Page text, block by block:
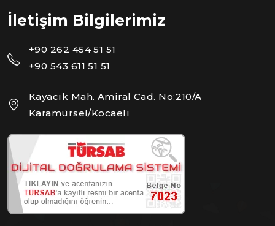
İletişim Bilgilerimiz
+90 262 454 51 51
+90 543 611 51 51
Kayacık Mah. Amiral Cad. No:210/A
Karamürsel/Kocaeli